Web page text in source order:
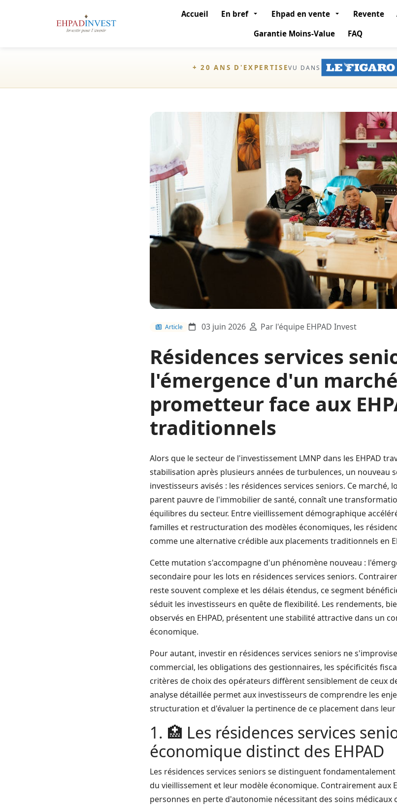
Accueil En bref Ehpad en vente Revente
Garantie Moins-Value
FAQ
+ 20 ANS D'EXPERTISEVU DANS
Article 03 juin 2026 Par l'équipe EHPAD Invest
Résidences services
l'émergence d'un
prometteur face aux
traditionnels
Alors que le secteur de l'investissement LMNP dans les EHPAD
stabilisation après plusieurs années de turbulences, un nouveau
investisseurs avisés : les résidences services seniors. Ce marché,
parent pauvre de l'immobilier de santé, connaît une
équilibres du secteur. Entre vieillissement démographique
familles et restructuration des modèles économiques, les
comme une alternative crédible aux placements traditionnels en
Cette mutation s'accompagne d'un phénomène nouveau :
secondaire pour les lots en résidences services seniors.
reste souvent complexe et les délais étendus, ce segment
séduit les investisseurs en quête de flexibilité. Les rendements,
observés en EHPAD, présentent une stabilité attractive dans un
économique.
Pour autant, investir en résidences services seniors ne
commercial, les obligations des gestionnaires, les spécificités
critères de choix des opérateurs diffèrent sensiblement de ceux
analyse détaillée permet aux investisseurs de comprendre les
structuration et d'évaluer la pertinence de ce placement dans
1. 🏥 Les résidences services
économique distinct des EHPAD
Les résidences services seniors se distinguent
du vieillissement et leur modèle économique. Contrairement aux
personnes en perte d'autonomie nécessitant des soins médicaux